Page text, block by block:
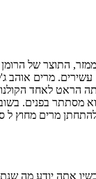
הראט לאחד
מסתתר בפנים.
להתחתן מרים מחוץ
אתה יודע מה